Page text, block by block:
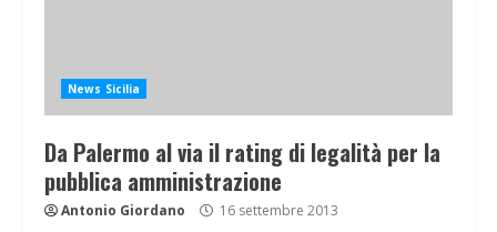
News Sicilia
Da Palermo al via il rating di legalità per la
pubblica amministrazione
Antonio Giordano 16 settembre 2013